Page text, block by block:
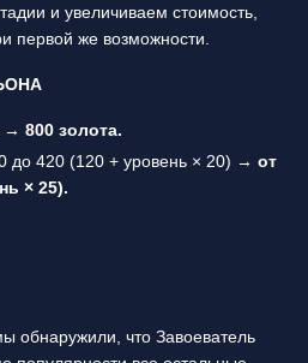
и увеличиваем стоимость,
первой же возможности.
→ 800 золота.
до 420 (120 + уровень × 20) → от
× 25).
обнаружили, что Завоеватель